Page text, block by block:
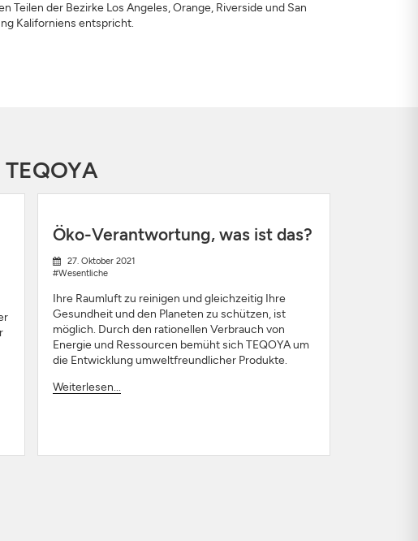
der Bezirke Los Angeles, Orange, Riverside und San
Kaliforniens entspricht.
Öko-Verantwortung, was ist das?
27. Oktober 2021
#Wesentliche
Ihre Raumluft zu reinigen und gleichzeitig Ihre
Gesundheit und den Planeten zu schützen, ist
möglich. Durch den rationellen Verbrauch von
Energie und Ressourcen bemüht sich TEQOYA um
die Entwicklung umweltfreundlicher Produkte.
Weiterlesen...